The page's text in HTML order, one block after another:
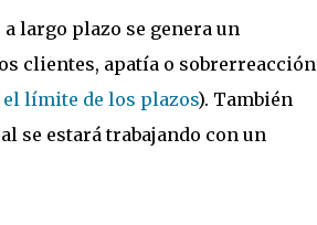
largo plazo se genera un
clientes, apatía o sobrerreacción
límite de los plazos). También
se estará trabajando con un